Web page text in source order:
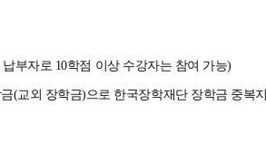
부자로 10학점 이상 수강자는 참여 가능)
(교외 장학금)으로 한국장학재단 장학금 중복